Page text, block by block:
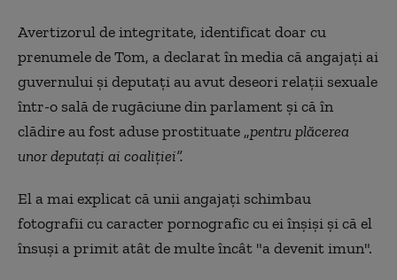
Avertizorul de integritate, identificat doar cu
prenumele de Tom, a declarat în media că angajaţi ai
guvernului şi deputaţi au avut deseori relaţii sexuale
într-o sală de rugăciune din parlament şi că în
clădire au fost aduse prostituate „pentru plăcerea
unor deputaţi ai coaliţiei”.
El a mai explicat că unii angajaţi schimbau
fotografii cu caracter pornografic cu ei înşişi şi că el
însuşi a primit atât de multe încât "a devenit imun".